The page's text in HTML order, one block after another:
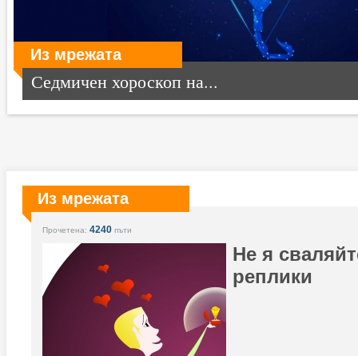
Из мрежата
Седмичен хороскоп на...
Из мрежата
Прочетена: 4240 пъти
Не я
реплики